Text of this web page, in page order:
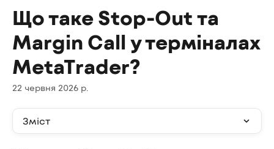
Що таке Stop-Out та
Margin Call у терміналах
MetaTrader?
22 червня 2026 р.
Зміст